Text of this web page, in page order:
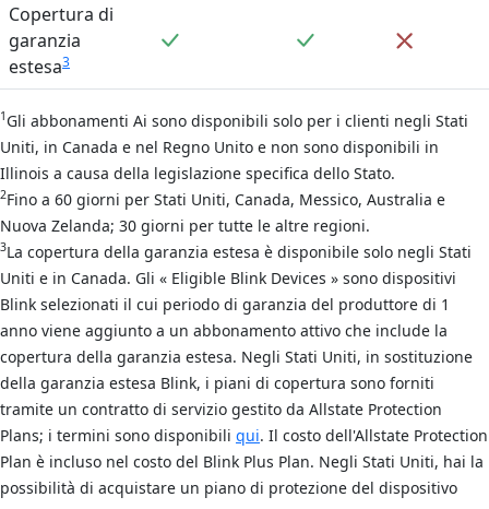
Copertura di
garanzia
estesa3
1 Gli abbonamenti Ai sono disponibili solo per i clienti negli Stati
Uniti, in Canada e nel Regno Unito e non sono disponibili in
Illinois a causa della legislazione specifica dello Stato.
2Fino a 60 giorni per Stati Uniti, Canada, Messico, Australia e
Nuova Zelanda; 30 giorni per tutte le altre regioni.
3La copertura della garanzia estesa è disponibile solo negli Stati
Uniti e in Canada. Gli « Eligible Blink Devices » sono dispositivi
Blink selezionati il cui periodo di garanzia del produttore di 1
anno viene aggiunto a un abbonamento attivo che include la
copertura della garanzia estesa. Negli Stati Uniti, in sostituzione
della garanzia estesa Blink, i piani di copertura sono forniti
tramite un contratto di servizio gestito da Allstate Protection
Plans; i termini sono disponibili qui. Il costo dell'Allstate Protection
Plan è incluso nel costo del Blink Plus Plan. Negli Stati Uniti, hai la
possibilità di acquistare un piano di protezione del dispositivo